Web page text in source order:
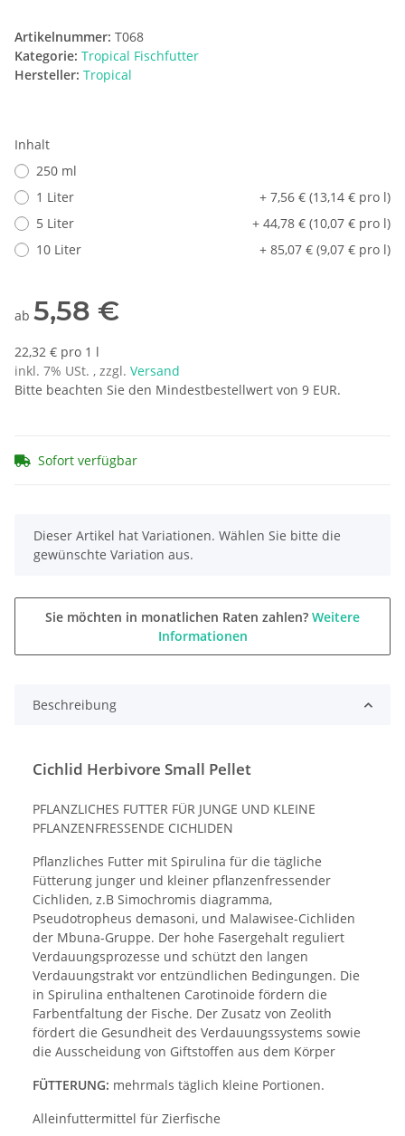
Artikelnummer: T068
Kategorie: Tropical Fischfutter
Hersteller: Tropical
Inhalt
250 ml
1 Liter
+ 7,56 € (13,14 € pro l)
5 Liter
+ 44,78 € (10,07 € pro l)
10 Liter
+ 85,07 € (9,07 € pro l)
ab 5,58 €
22,32 € pro 1 l
inkl. 7% USt. , zzgl. Versand
Bitte beachten Sie den Mindestbestellwert von 9 EUR.
Sofort verfügbar
x
Dieser Artikel hat Variationen. Wählen Sie bitte die
gewünschte Variation aus.
Sie möchten in monatlichen Raten zahlen? Weitere
Informationen
Beschreibung
Cichlid Herbivore Small Pellet
PFLANZLICHES FUTTER FÜR JUNGE UND KLEINE
PFLANZENFRESSENDE CICHLIDEN
Pflanzliches Futter mit Spirulina für die tägliche
Fütterung junger und kleiner pflanzenfressender
Cichliden, z.B Simochromis diagramma,
Pseudotropheus demasoni, und Malawisee-Cichliden
der Mbuna-Gruppe. Der hohe Fasergehalt reguliert
Verdauungsprozesse und schützt den langen
Verdauungstrakt vor entzündlichen Bedingungen. Die
in Spirulina enthaltenen Carotinoide fördern die
Farbentfaltung der Fische. Der Zusatz von Zeolith
fördert die Gesundheit des Verdauungssystems sowie
die Ausscheidung von Giftstoffen aus dem Körper
FÜTTERUNG: mehrmals täglich kleine Portionen.
Alleinfuttermittel für Zierfische